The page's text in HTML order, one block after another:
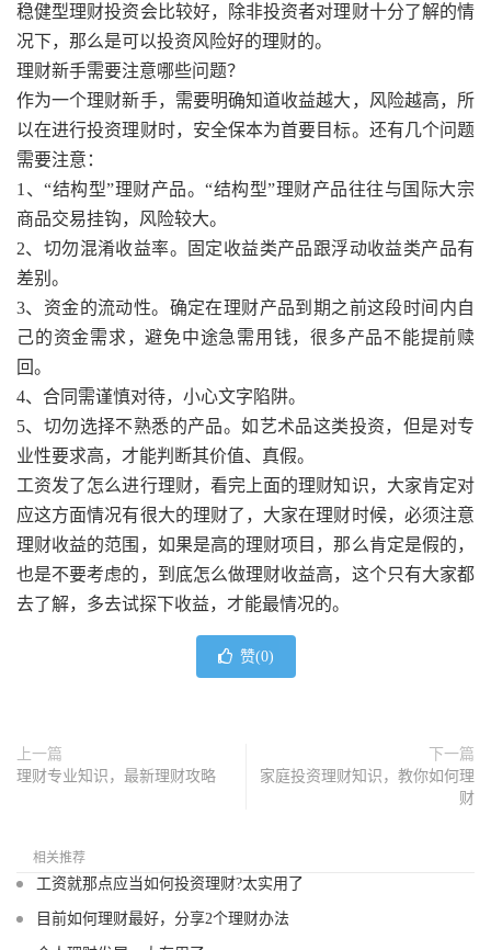
稳健型理财投资会比较好，除非投资者对理财十分了解的情
况下，那么是可以投资风险好的理财的。
理财新手需要注意哪些问题？
作为一个理财新手，需要明确知道收益越大，风险越高，所
以在进行投资理财时，安全保本为首要目标。还有几个问题
需要注意：
1、“结构型”理财产品。“结构型”理财产品往往与国际大宗
商品交易挂钩，风险较大。
2、切勿混淆收益率。固定收益类产品跟浮动收益类产品有
差别。
3、资金的流动性。确定在理财产品到期之前这段时间内自
己的资金需求，避免中途急需用钱，很多产品不能提前赎
回。
4、合同需谨慎对待，小心文字陷阱。
5、切勿选择不熟悉的产品。如艺术品这类投资，但是对专
业性要求高，才能判断其价值、真假。
工资发了怎么进行理财，看完上面的理财知识，大家肯定对
应这方面情况有很大的理财了，大家在理财时候，必须注意
理财收益的范围，如果是高的理财项目，那么肯定是假的，
也是不要考虑的，到底怎么做理财收益高，这个只有大家都
去了解，多去试探下收益，才能最情况的。
赞(0)
上一篇
理财专业知识，最新理财攻略
下一篇
家庭投资理财知识，教你如何理
财
相关推荐
工资就那点应当如何投资理财?太实用了
目前如何理财最好，分享2个理财办法